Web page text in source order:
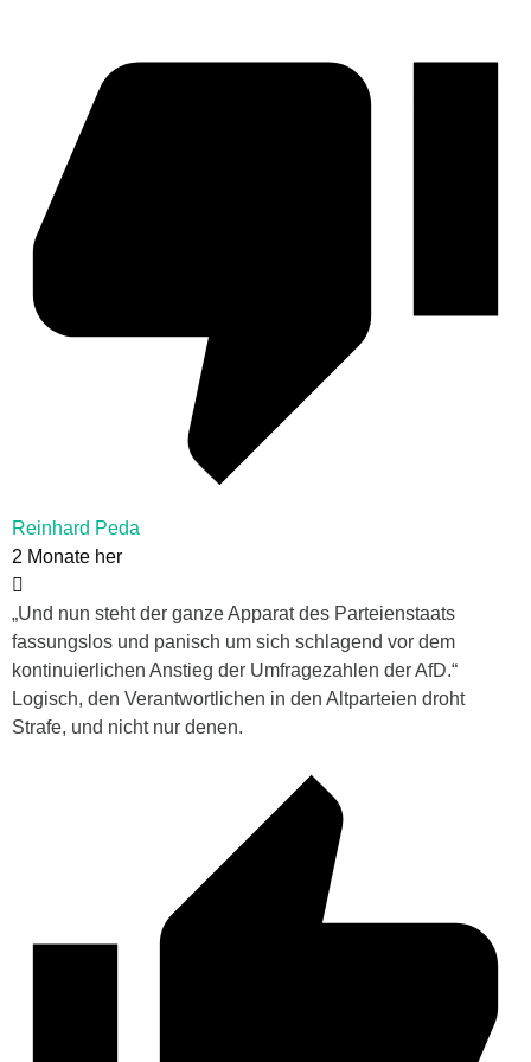
Reinhard Peda
2 Monate her
„Und nun steht der ganze Apparat des Parteienstaats
fassungslos und panisch um sich schlagend vor dem
kontinuierlichen Anstieg der Umfragezahlen der AfD.“
Logisch, den Verantwortlichen in den Altparteien droht
Strafe, und nicht nur denen.